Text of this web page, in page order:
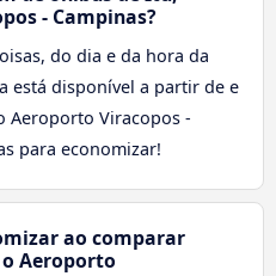
- Campinas?
do dia e da hora da
está disponível a partir de e
Aeroporto Viracopos -
para economizar!
ao comparar
Aeroporto